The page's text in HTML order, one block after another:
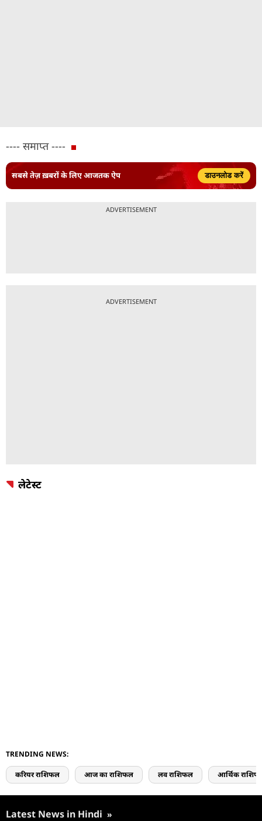
---- समाप्त ----
सबसे तेज़ ख़बरों के लिए आजतक ऐप डाउनलोड करें
ADVERTISEMENT
ADVERTISEMENT
लेटेस्ट
TRENDING NEWS:
करियर राशिफल आज का राशिफल लव राशिफल आर्थिक
Latest News in Hindi »